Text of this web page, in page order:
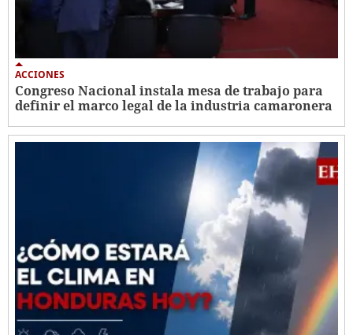
ACCIONES
Congreso Nacional instala mesa de trabajo para
definir el marco legal de la industria camaronera